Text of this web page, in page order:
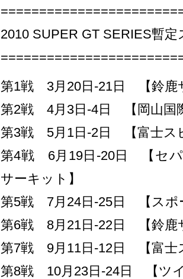
2010 SUPER GT SERIES暫
第1戦 3月20日-21日 【鈴鹿
第2戦 4月3日-4日 【岡山国
第3戦 5月1日-2日 【富士ス
第4戦 6月19日-20日 【セ
サーキット】
第5戦 7月24日-25日 【スポ
第6戦 8月21日-22日 【鈴鹿
第7戦 9月11日-12日 【富士
第8戦 10月23日-24日 【ツ